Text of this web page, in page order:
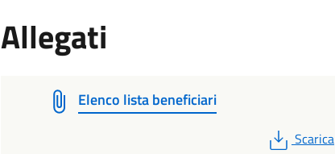
Allegati
Elenco lista beneficiari
PDF
Scarica